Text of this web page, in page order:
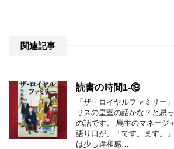
関連記事
読書の時間1-⑲
「ザ・ロイヤルファミリ
リスの皇室の話かな？と思
の話です。 馬主のマネージ
語り口が、「です。ます。
は少し違和感 …